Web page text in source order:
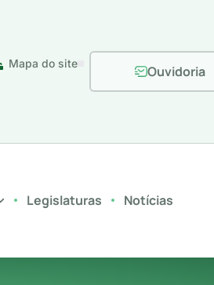
Mapa do site
Ouvidoria
Legislaturas Notícias